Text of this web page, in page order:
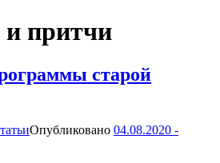
и притчи
старой
Опубликовано 04.08.2020 -